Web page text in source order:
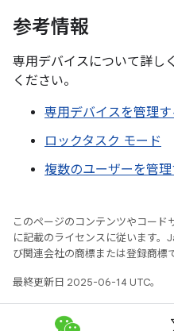
参考情報
専用デバイスについて詳し
ください。
専用デバイスを管理す
ロックタスク モード
複数のユーザーを管理
このページのコンテンツやコード
に記載のライセンスに従います
び関連会社の商標または登録商標で
最終更新日 2025-06-14 UTC。